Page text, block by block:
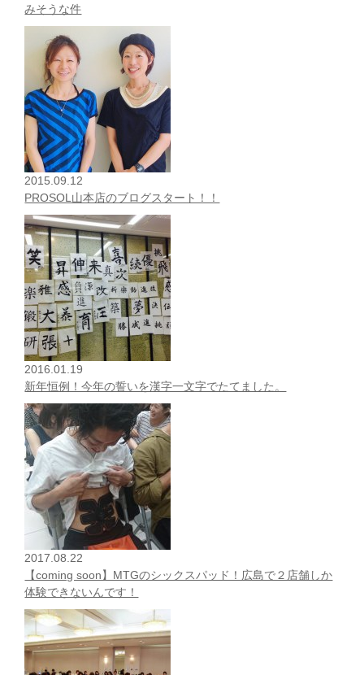
みそうな件
2015.09.12
PROSOL山本店のブログスタート！！
2016.01.19
新年恒例！今年の誓いを漢字一文字でたてました。
2017.08.22
【coming soon】MTGのシックスパッド！広島で２店舗しか
体験できないんです！